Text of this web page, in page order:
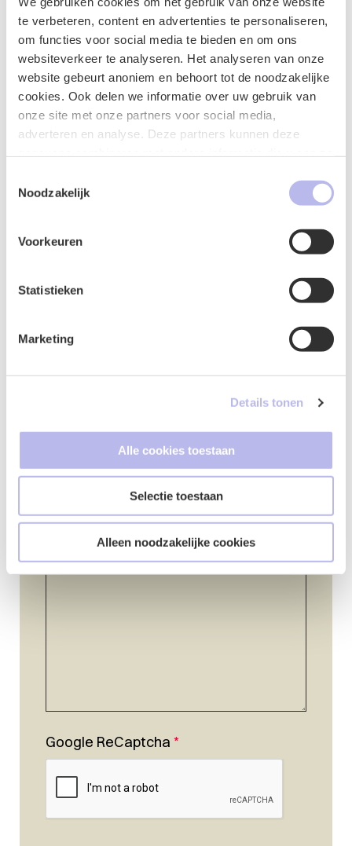
te verbeteren, content en advertenties te personaliseren,
om functies voor social media te bieden en om ons
websiteverkeer te analyseren. Het analyseren van onze
website gebeurt anoniem en behoort tot de noodzakelijke
cookies. Ook delen we informatie over uw gebruik van
onze site met onze partners voor social media,
adverteren en analyse. Deze partners kunnen deze
uw gebruik van hun services.
Noodzakelijk
Voorkeuren
Statistieken
Marketing
Details tonen
Alle cookies toestaan
Selectie toestaan
Alleen noodzakelijke cookies
Contactformulier
E-mailadres
Vraag of opmerking
Google ReCaptcha *